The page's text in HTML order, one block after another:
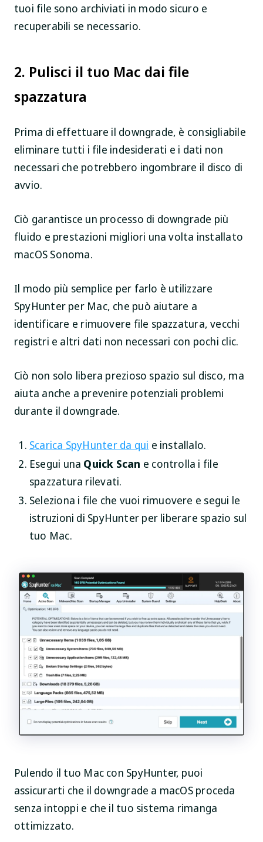
tuoi file sono archiviati in modo sicuro e
recuperabili se necessario.
2. Pulisci il tuo Mac dai file
spazzatura
Prima di effettuare il downgrade, è consigliabile
eliminare tutti i file indesiderati e i dati non
necessari che potrebbero ingombrare il disco di
avvio.
Ciò garantisce un processo di downgrade più
fluido e prestazioni migliori una volta installato
macOS Sonoma.
Il modo più semplice per farlo è utilizzare
SpyHunter per Mac, che può aiutare a
identificare e rimuovere file spazzatura, vecchi
registri e altri dati non necessari con pochi clic.
Ciò non solo libera prezioso spazio sul disco, ma
aiuta anche a prevenire potenziali problemi
durante il downgrade.
Scarica SpyHunter da qui e installalo.
Esegui una Quick Scan e controlla i file
spazzatura rilevati.
Seleziona i file che vuoi rimuovere e segui le
istruzioni di SpyHunter per liberare spazio sul
tuo Mac.
Pulendo il tuo Mac con SpyHunter, puoi
assicurarti che il downgrade a macOS proceda
senza intoppi e che il tuo sistema rimanga
ottimizzato.